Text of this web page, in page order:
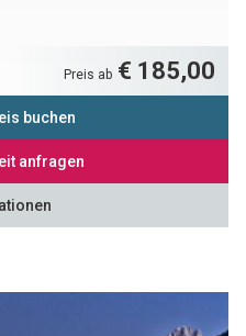
Preis ab € 185,00
buchen
anfragen